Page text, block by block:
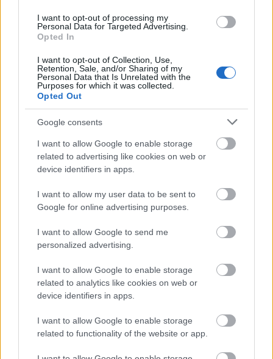
I want to opt-out of processing my
Personal Data for Targeted Advertising.
Opted In
I want to opt-out of Collection, Use,
Retention, Sale, and/or Sharing of my
Personal Data that Is Unrelated with the
Purposes for which it was collected.
Opted Out
Google consents
I want to allow Google to enable storage
related to advertising like cookies on web or
device identifiers in apps.
I want to allow my user data to be sent to
Google for online advertising purposes.
I want to allow Google to send me
personalized advertising.
I want to allow Google to enable storage
related to analytics like cookies on web or
device identifiers in apps.
I want to allow Google to enable storage
related to functionality of the website or app.
nálunk is megjelent Barbár állatok című regényét
adaptálja Taylor Kitsch, Aaron Johnson, Blake Lively,
Hirsch főszereplésével. A történet szerint a Baja drog
kartell megfenyeget két…
Társutasfilm retróhangulatban
Comandante
filmvilág •2010. május 11.
írta: Oliver Stone. Kép: Carlos Marcovich, Rodrigo
Prieto. Zene: Alberto Iglesias, Paul Kelly. Szereplők:
22: 30 JFK és Nixon után Oliver Stone a nyugati
hemiszféra újabb…
Tőzsdecápák 2.
A pénz soha nem alszik
Baski Sándor • 2010. február 21.